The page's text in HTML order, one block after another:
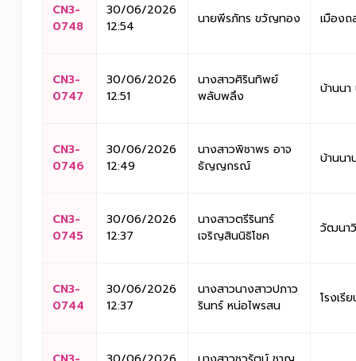
CN3-
0748
30/06/2026
12:54
นายพีรภัทร ขวัญทอง เมืองถ
CN3-
0747
30/06/2026
12:51
นางสาวศิรินทิพย์
พลับพลึง
บ้านน
CN3-
0746
30/06/2026
12:49
นางสาวพิชาพร อาจ
ธัญญกรณ์
บ้านน
CN3-
0745
30/06/2026
12:37
นางสาวตรีรินทร์
เจริญสินนิธิโชค
วัฒนา
CN3-
0744
30/06/2026
12:37
นางสาวนางสาวปภาว
รินทร์ หน่อไพรสน
โรงเรี